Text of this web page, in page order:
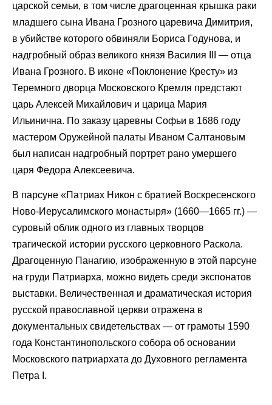
царской семьи, в том числе драгоценная крышка раки
младшего сына Ивана Грозного царевича Димитрия,
в убийстве которого обвиняли Бориса Годунова, и
надгробный образ великого князя Василия III — отца
Ивана Грозного. В иконе «Поклонение Кресту» из
Теремного дворца Московского Кремля предстают
царь Алексей Михайлович и царица Мария
Ильинична. По заказу царевны Софьи в 1686 году
мастером Оружейной палаты Иваном Салтановым
был написан надгробный портрет рано умершего
царя Федора Алексеевича.
В парсуне «Патриах Никон с братией Воскресенского
Ново-Иерусалимского монастыря» (1660—1665 гг.) —
суровый облик одного из главных творцов
трагической истории русского церковного Раскола.
Драгоценную Панагию, изображенную в этой парсуне
на груди Патриарха, можно видеть среди экспонатов
выставки. Величественная и драматическая история
русской православной церкви отражена в
документальных свидетельствах — от грамоты 1590
года Константинопольского собора об основании
Московского патриархата до Духовного регламента
Петра I.